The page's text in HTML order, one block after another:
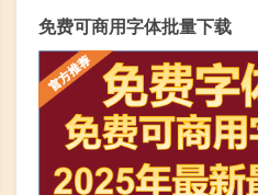
免费可商用字体批量下载